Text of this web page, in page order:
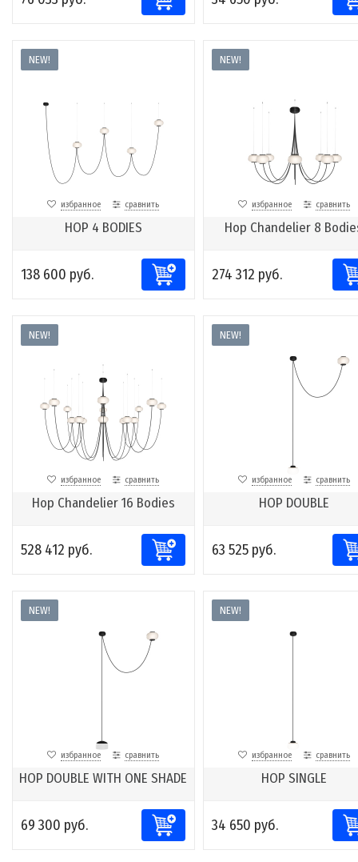
NEW!
избранное сравнить
HOP 4 BODIES
138 600 руб.
NEW!
избранное сравнить
Hop Chandelier 8
274 312 руб.
NEW!
избранное сравнить
Hop Chandelier 16 Bodies
528 412 руб.
NEW!
избранное сравнить
HOP DOUBLE
63 525 руб.
NEW!
избранное сравнить
HOP DOUBLE WITH ONE SHADE
69 300 руб.
NEW!
избранное сравнить
HOP SINGLE
34 650 руб.